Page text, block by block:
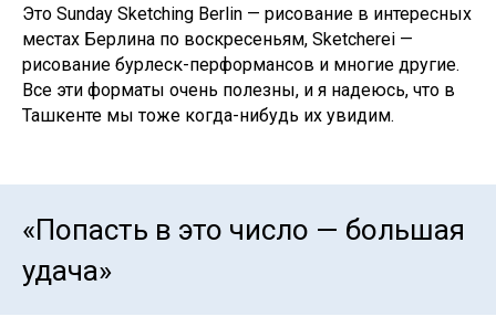
Это Sunday Sketching Berlin — рисование в интересных
местах Берлина по воскресеньям, Sketcherei —
рисование бурлеск-перформансов и многие другие.
Все эти форматы очень полезны, и я надеюсь, что в
Ташкенте мы тоже когда-нибудь их увидим.
«Попасть в это число — большая
удача»